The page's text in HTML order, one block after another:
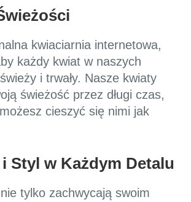
kwiaciarnia internetowa,
każdy kwiat w naszych
i trwały. Nasze kwiaty
świeżość przez długi czas,
cieszyć się nimi jak
Styl w Każdym Detalu
tylko zachwycają swoim